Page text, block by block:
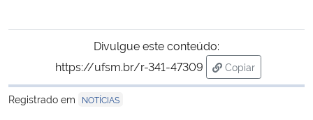
Divulgue este conteúdo:
https://ufsm.br/r-341-47309
Copiar
para área de
Registrado em
NOTÍCIAS